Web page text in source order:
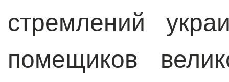
стремлений
помещиков